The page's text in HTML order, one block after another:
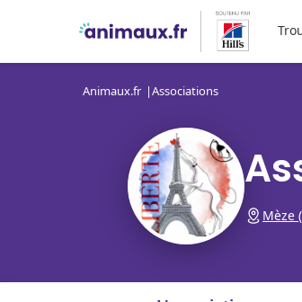
Animaux.fr Associations
Mèze